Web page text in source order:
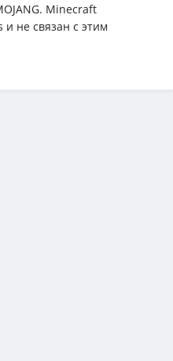
Minecraft
не связан с этим